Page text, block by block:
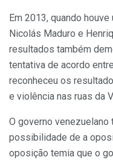
Em 2013, quando
Nicolás Maduro e
resultados também
tentativa de acordo
reconheceu os
e violência nas ruas da
O governo
possibilidade de a
oposição temia que o